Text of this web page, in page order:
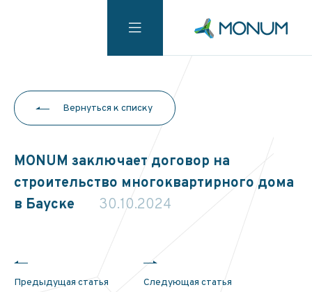
Вернуться к списку
MONUM заключает договор на
строительство многоквартирного дома
в Бауске
30.10.2024
Предыдущая статья Следующая статья